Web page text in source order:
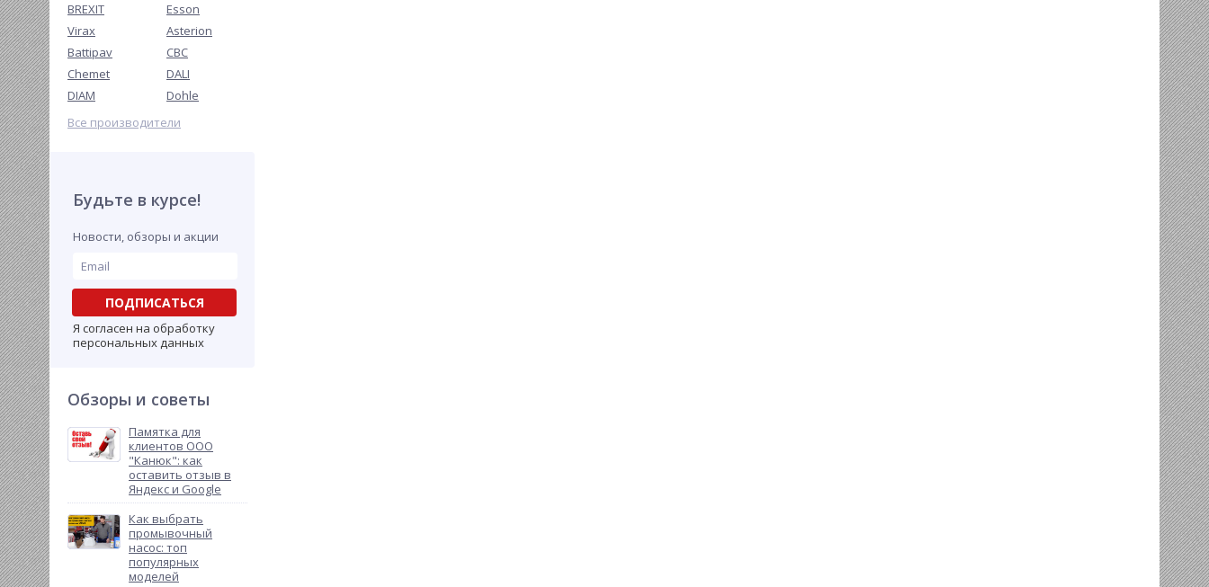
BREXIT
Esson
Virax
Asterion
Battipav
CBC
Chemet
DALI
DIAM
Dohle
Все производители
Будьте в курсе!
Новости, обзоры и акции
ПОДПИСАТЬСЯ
Я согласен на обработку
персональных данных
Обзоры и советы
Памятка для
клиентов ООО
"Канюк": как
оставить отзыв в
Яндекс и Google
Как выбрать
промывочный
насос: топ
популярных
моделей